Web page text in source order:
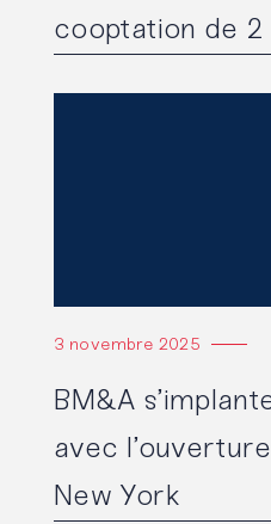
cooptation de 2
3 novembre 2025
BM&A
avec
New York